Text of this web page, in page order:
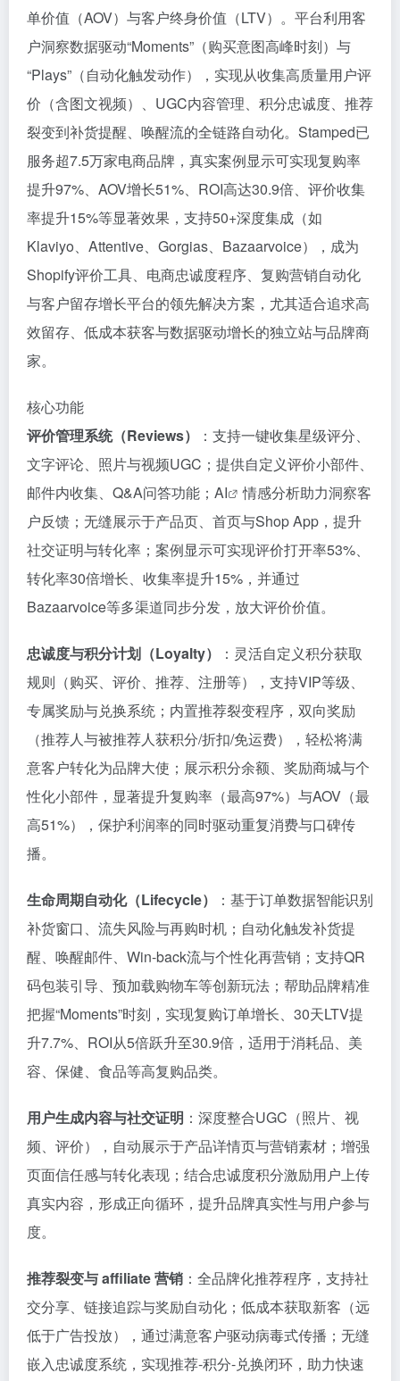
单价值（AOV）与客户终身价值（LTV）。平台利用客
户洞察数据驱动“Moments”（购买意图高峰时刻）与
“Plays”（自动化触发动作），实现从收集高质量用户评
价（含图文视频）、UGC内容管理、积分忠诚度、推荐
裂变到补货提醒、唤醒流的全链路自动化。Stamped已
服务超7.5万家电商品牌，真实案例显示可实现复购率
提升97%、AOV增长51%、ROI高达30.9倍、评价收集
率提升15%等显著效果，支持50+深度集成（如
Klaviyo、Attentive、Gorgias、Bazaarvoice），成为
Shopify评价工具、电商忠诚度程序、复购营销自动化
与客户留存增长平台的领先解决方案，尤其适合追求高
效留存、低成本获客与数据驱动增长的独立站与品牌商
家。
核心功能
评价管理系统（Reviews）
：支持一键收集星级评分、
文字评论、照片与视频UGC；提供自定义评价小部件、
邮件内收集、Q&A问答功能； AI
情感分析助力洞察客
户反馈；无缝展示于产品页、首页与Shop App，提升
社交证明与转化率；案例显示可实现评价打开率53%、
转化率30倍增长、收集率提升15%，并通过
Bazaarvoice等多渠道同步分发，放大评价价值。
忠诚度与积分计划（Loyalty）
：灵活自定义积分获取
规则（购买、评价、推荐、注册等），支持VIP等级、
专属奖励与兑换系统；内置推荐裂变程序，双向奖励
（推荐人与被推荐人获积分/折扣/免运费），轻松将满
意客户转化为品牌大使；展示积分余额、奖励商城与个
性化小部件，显著提升复购率（最高97%）与AOV（最
高51%），保护利润率的同时驱动重复消费与口碑传
播。
生命周期自动化（Lifecycle）
：基于订单数据智能识别
补货窗口、流失风险与再购时机；自动化触发补货提
醒、唤醒邮件、Win-back流与个性化再营销；支持QR
码包装引导、预加载购物车等创新玩法；帮助品牌精准
把握“Moments”时刻，实现复购订单增长、30天LTV提
升7.7%、ROI从5倍跃升至30.9倍，适用于消耗品、美
容、保健、食品等高复购品类。
用户生成内容与社交证明 ：深度整合UGC（照片、视
频、评价），自动展示于产品详情页与营销素材；增强
页面信任感与转化表现；结合忠诚度积分激励用户上传
真实内容，形成正向循环，提升品牌真实性与用户参与
度。
推荐裂变与 affiliate 营销 ：全品牌化推荐程序，支持社
交分享、链接追踪与奖励自动化；低成本获取新客（远
低于广告投放），通过满意客户驱动病毒式传播；无缝
嵌入忠诚度系统，实现推荐-积分-兑换闭环，助力快速